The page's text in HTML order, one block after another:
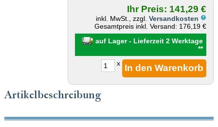
Ihr Preis: 141,29 €
inkl. MwSt., zzgl.Versandkosten
Gesamtpreis inkl. Versand: 176,19 €
auf Lager - Lieferzeit 2 Werktage
**
x
Artikelbeschreibung